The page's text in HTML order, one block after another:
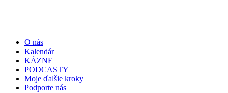
O nás
Kalendár
KÁZNE
PODCASTY
Moje ďalšie kroky
Podporte nás